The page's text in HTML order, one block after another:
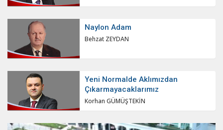
Naylon Adam
Behzat ZEYDAN
Yeni Normalde Aklımızdan
Çıkarmayacaklarımız
Korhan GÜMÜŞTEKİN